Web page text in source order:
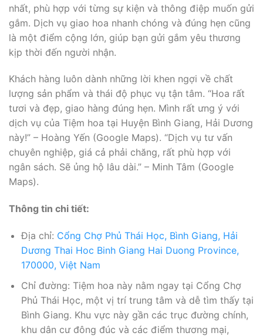
nhất, phù hợp với từng sự kiện và thông điệp muốn gửi
gắm. Dịch vụ giao hoa nhanh chóng và đúng hẹn cũng
là một điểm cộng lớn, giúp bạn gửi gắm yêu thương
kịp thời đến người nhận.
Khách hàng luôn dành những lời khen ngợi về chất
lượng sản phẩm và thái độ phục vụ tận tâm. “Hoa rất
tươi và đẹp, giao hàng đúng hẹn. Mình rất ưng ý với
dịch vụ của Tiệm hoa tại Huyện Bình Giang, Hải Dương
này!” – Hoàng Yến (Google Maps). “Dịch vụ tư vấn
chuyên nghiệp, giá cả phải chăng, rất phù hợp với
ngân sách. Sẽ ủng hộ lâu dài.” – Minh Tâm (Google
Maps).
Thông tin chi tiết:
Địa chỉ: Cổng Chợ Phủ Thái Học, Bình Giang, Hải
Dương Thai Hoc Binh Giang Hai Duong Province,
170000, Việt Nam
Chỉ đường: Tiệm hoa này nằm ngay tại Cổng Chợ
Phủ Thái Học, một vị trí trung tâm và dễ tìm thấy tại
Bình Giang. Khu vực này gần các trục đường chính,
khu dân cư đông đúc và các điểm thương mại,